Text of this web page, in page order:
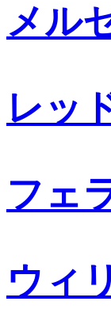
メル
レッ
フェ
ウィ